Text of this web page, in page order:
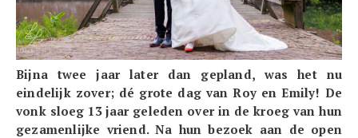
Bijna twee jaar later dan gepland, was het nu
eindelijk zover; dé grote dag van Roy en Emily! De
vonk sloeg 13 jaar geleden over in de kroeg van hun
gezamenlijke vriend. Na hun bezoek aan de open